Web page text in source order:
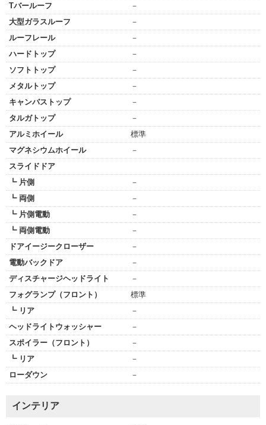
Tバールーフ
－
大型ガラスルーフ
－
ルーフレール
－
ハードトップ
－
ソフトトップ
－
メタルトップ
－
キャンバストップ
－
タルガトップ
－
アルミホイール
標準
マグネシウムホイール
－
スライドドア
┗ 片側
－
┗ 両側
－
┗ 片側電動
－
┗ 両側電動
－
ドアイージークローザー
－
電動バックドア
－
ディスチャージヘッドライト
－
フォグランプ（フロント）
標準
┗ リア
－
ヘッドライトウォッシャー
－
スポイラー（フロント）
－
┗ リア
－
ローダウン
－
インテリア